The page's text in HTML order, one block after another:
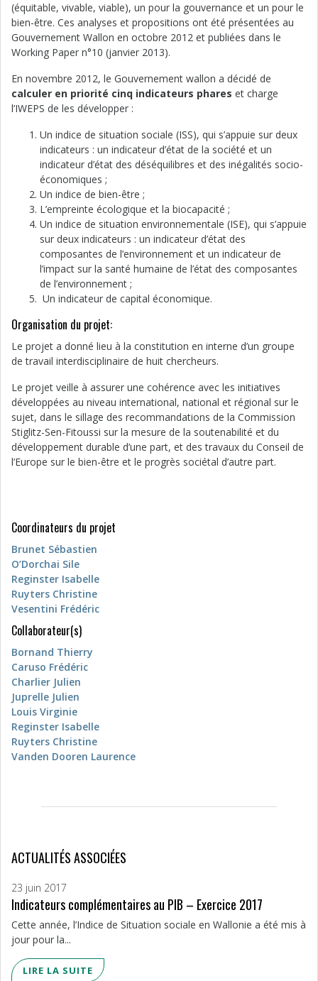
(équitable, vivable, viable), un pour la gouvernance et un pour le
bien-être. Ces analyses et propositions ont été présentées au
Gouvernement Wallon en octobre 2012 et publiées dans le
Working Paper n°10 (janvier 2013).
En novembre 2012, le Gouvernement wallon a décidé de
calculer en priorité cinq indicateurs phares et charge
l’IWEPS de les développer :
Un indice de situation sociale (ISS), qui s’appuie sur deux
indicateurs : un indicateur d’état de la société et un
indicateur d’état des déséquilibres et des inégalités socio-
économiques ;
Un indice de bien-être ;
L’empreinte écologique et la biocapacité ;
Un indice de situation environnementale (ISE), qui s’appuie
sur deux indicateurs : un indicateur d’état des
composantes de l’environnement et un indicateur de
l’impact sur la santé humaine de l’état des composantes
de l’environnement ;
Un indicateur de capital économique.
Organisation du projet:
Le projet a donné lieu à la constitution en interne d’un groupe
de travail interdisciplinaire de huit chercheurs.
Le projet veille à assurer une cohérence avec les initiatives
développées au niveau international, national et régional sur le
sujet, dans le sillage des recommandations de la Commission
Stiglitz-Sen-Fitoussi sur la mesure de la soutenabilité et du
développement durable d’une part, et des travaux du Conseil de
l’Europe sur le bien-être et le progrès sociétal d’autre part.
Coordinateurs du projet
Brunet Sébastien
O’Dorchai Sile
Reginster Isabelle
Ruyters Christine
Vesentini Frédéric
Collaborateur(s)
Bornand Thierry
Caruso Frédéric
Charlier Julien
Juprelle Julien
Louis Virginie
Reginster Isabelle
Ruyters Christine
Vanden Dooren Laurence
ACTUALITÉS ASSOCIÉES
23 juin 2017
Indicateurs complémentaires au PIB – Exercice 2017
Cette année, l’Indice de Situation sociale en Wallonie a été mis à
jour pour la...
LIRE LA SUITE